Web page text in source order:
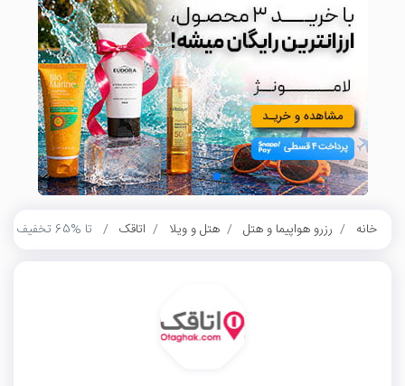
خانه رزرو هواپیما و هتل هتل و ویلا اتاقک تا %65 تخفیف اتاقک ویژه اقامتگاه‌های ساحل جنوب ایران